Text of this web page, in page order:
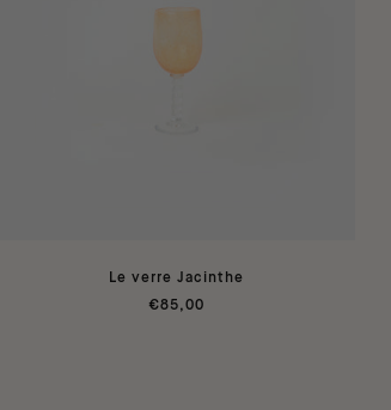
Le verre Jacinthe
€85,00